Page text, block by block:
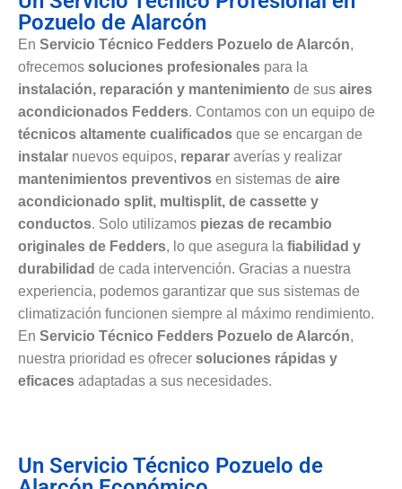
Pozuelo de Alarcón
En Servicio Técnico Fedders Pozuelo de Alarcón,
ofrecemos soluciones profesionales para la
instalación, reparación y mantenimiento de sus aires
acondicionados Fedders. Contamos con un equipo de
técnicos altamente cualificados que se encargan de
instalar nuevos equipos, reparar averías y realizar
mantenimientos preventivos en sistemas de aire
acondicionado split, multisplit, de cassette y
conductos. Solo utilizamos piezas de recambio
originales de Fedders, lo que asegura la fiabilidad y
durabilidad de cada intervención. Gracias a nuestra
experiencia, podemos garantizar que sus sistemas de
climatización funcionen siempre al máximo rendimiento.
En Servicio Técnico Fedders Pozuelo de Alarcón,
nuestra prioridad es ofrecer soluciones rápidas y
eficaces adaptadas a sus necesidades.
Un Servicio Técnico Pozuelo de